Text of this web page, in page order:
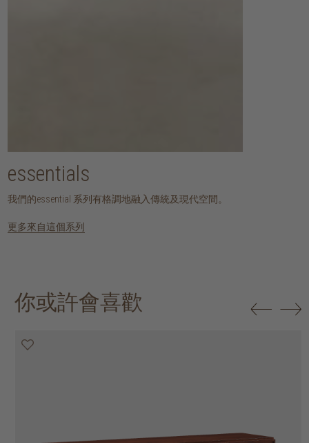
essentials
我們的essential 系列有格調地融入傳統及現代空間。
更多來自這個系列
你或許會喜歡